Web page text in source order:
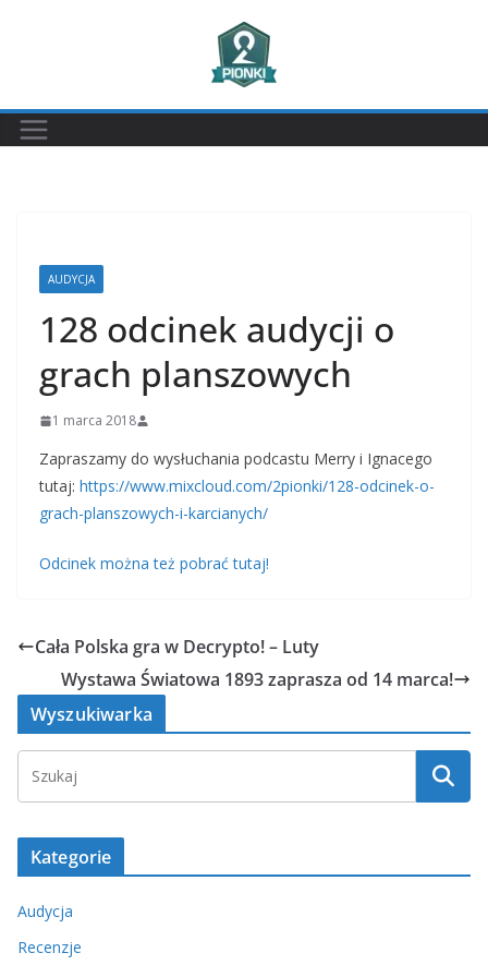
AUDYCJA
128 odcinek audycji o
grach planszowych
1 marca 2018
Zapraszamy do wysłuchania podcastu Merry i Ignacego
tutaj: https://www.mixcloud.com/2pionki/128-odcinek-o-
grach-planszowych-i-karcianych/
Odcinek można też pobrać tutaj!
Cała Polska gra w Decrypto! – Luty
Wystawa Światowa 1893 zaprasza od 14 marca!
Wyszukiwarka
Kategorie
Audycja
Recenzje